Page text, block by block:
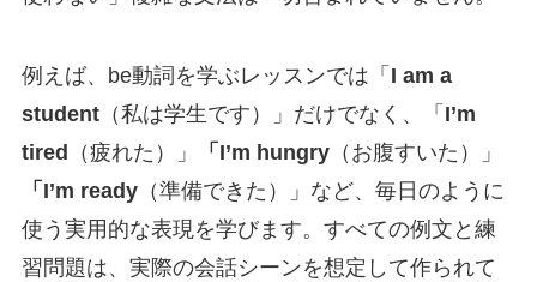
例えば、be動詞を学ぶレッスンでは「 I am a
student（私は学生です）」だけでなく、「 I’m
tired
（疲れた）」 「I’m hungry（お腹すいた）」
「I’m ready（準備できた）」など、毎日のように
使う実用的な表現を学びます。すべての例文と練
習問題は、実際の会話シーンを想定して作られて